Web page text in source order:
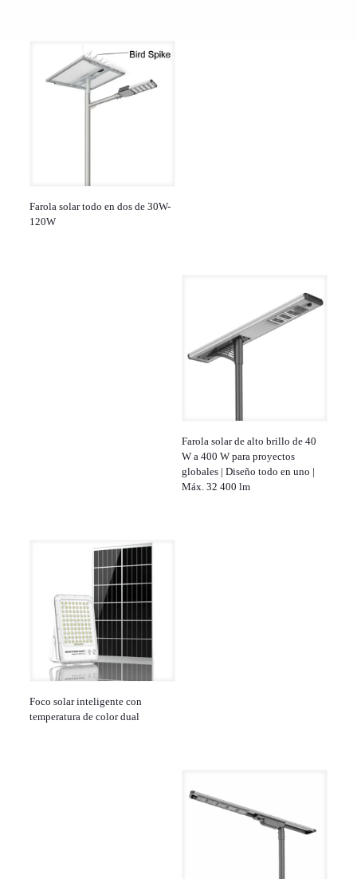
Farola solar todo en dos de 30W-
120W
Farola solar de alto brillo de 40
W a 400 W para proyectos
globales | Diseño todo en uno |
Máx. 32 400 lm
Foco solar inteligente con
temperatura de color dual